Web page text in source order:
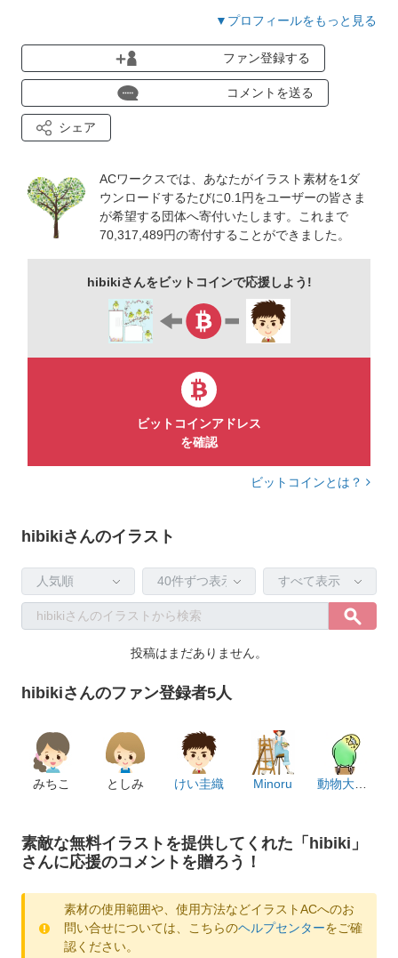
▼プロフィールをもっと見る
ファン登録する
コメントを送る
シェア
ACワークスでは、あなたがイラスト素材を1ダ
ウンロードするたびに0.1円をユーザーの皆さま
が希望する団体へ寄付いたします。これまで
70,317,489円の寄付することができました。
hibikiさんをビットコインで応援しよう!
ビットコインアドレス
を確認
ビットコインとは？
hibikiさんのイラスト
投稿はまだありません。
hibikiさんのファン登録者5人
みちこ としみ けい圭織 Minoru 動物大好き
素敵な無料イラストを提供してくれた「hibiki」
さんに応援のコメントを贈ろう！
素材の使用範囲や、使用方法などイラストACへのお
問い合せについては、こちらのヘルプセンターをご確
認ください。